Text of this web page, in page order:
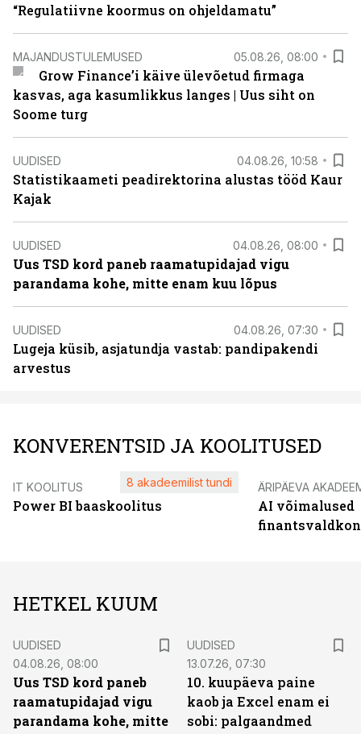
“Regulatiivne koormus on ohjeldamatu”
MAJANDUSTULEMUSED 05.08.26, 08:00
Grow Finance’i käive ülevõetud firmaga
kasvas, aga kasumlikkus langes | Uus siht on
Soome turg
UUDISED 04.08.26, 10:58
Statistikaameti peadirektorina alustas tööd Kaur
Kajak
UUDISED 04.08.26, 08:00
Uus TSD kord paneb raamatupidajad vigu
parandama kohe, mitte enam kuu lõpus
UUDISED 04.08.26, 07:30
Lugeja küsib, asjatundja vastab: pandipakendi
arvestus
KONVERENTSID JA KOOLITUSED
IT KOOLITUS
Power BI baaskoolitus
8 akadeemilist tundi ÄRIPÄEVA
AI võimalused
HETKEL KUUM
UUDISED
04.08.26, 08:00
Uus TSD kord paneb
raamatupidajad vigu
parandama kohe, mitte
UUDISED
13.07.26, 07:30
10. kuupäeva paine
kaob ja Excel enam ei
sobi: palgaandmed